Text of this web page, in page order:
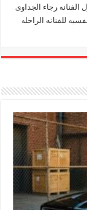
الفنانه رجاء الجداوى
للفنانه الراحله